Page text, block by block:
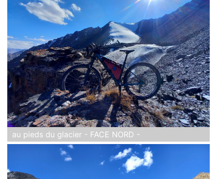
au pieds du glacier - FACE NORD -